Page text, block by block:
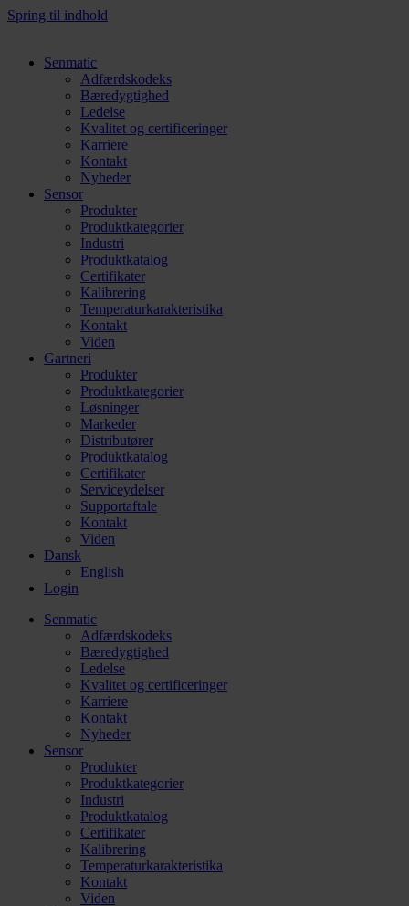
Spring til indhold
Senmatic
Adfærdskodeks
Bæredygtighed
Ledelse
Kvalitet og certificeringer
Karriere
Kontakt
Nyheder
Sensor
Produkter
Produktkategorier
Industri
Produktkatalog
Certifikater
Kalibrering
Temperaturkarakteristika
Kontakt
Viden
Gartneri
Produkter
Produktkategorier
Løsninger
Markeder
Distributører
Produktkatalog
Certifikater
Serviceydelser
Supportaftale
Kontakt
Viden
Dansk
English
Login
Senmatic
Adfærdskodeks
Bæredygtighed
Ledelse
Kvalitet og certificeringer
Karriere
Kontakt
Nyheder
Sensor
Produkter
Produktkategorier
Industri
Produktkatalog
Certifikater
Kalibrering
Temperaturkarakteristika
Kontakt
Viden